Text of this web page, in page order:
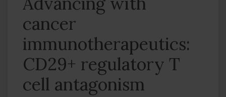
cancer
immunotherapeutics:
CD29+ regulatory T
cell antagonism